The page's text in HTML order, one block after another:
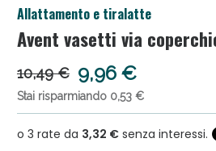
Allattamento e tiralatte
Avent vasetti via
10,49 € 9,96 €
Stai risparmiando 0,53 €
Salini e Multivitaminici: oggi